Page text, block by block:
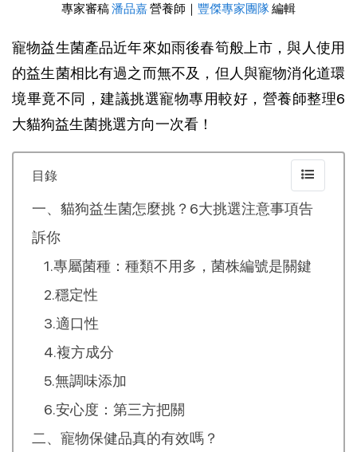
專家審稿 潘品嘉 營養師 ｜ 豐傑專家團隊 編輯
寵物益生菌產品近年來如雨後春筍般上市，與人使用
的益生菌相比有過之而無不及，但人與寵物消化道環
境畢竟不同，建議挑選寵物專用較好，營養師整理6
大貓狗益生菌挑選方向一次看！
目錄
一、貓狗益生菌怎麼挑？6大挑選注意事項告
訴你
1.專屬菌種：種類不用多，菌株編號是關鍵
2.穩定性
3.適口性
4.複方成分
5.無調味添加
6.安心度：第三方把關
二、寵物保健品真的有效嗎？